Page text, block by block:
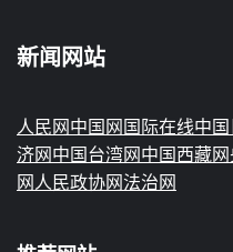
新闻网站
人民网中国网 国际在线中
济网中国台湾网中国西藏网
网 人民政协网法治网